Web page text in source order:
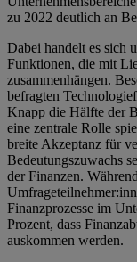
zu 2022 deutlich an
Dabei handelt es sich
Funktionen, die mit
zusammenhängen.
befragten
Knapp die Hälfte der
eine zentrale Rolle
breite Akzeptanz für
Bedeutungszuwachs
der Finanzen.
Finanzprozesse im
Prozent, dass
auskommen werden.